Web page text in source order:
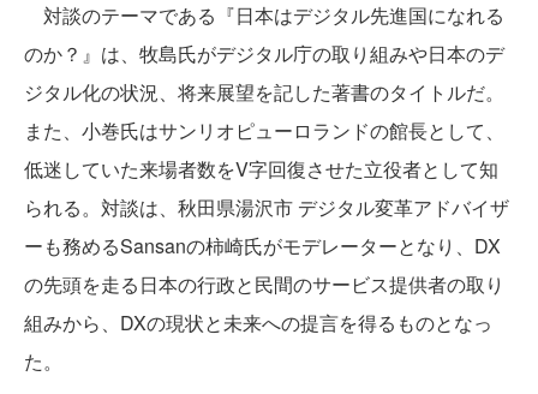
対談のテーマである『日本はデジタル先進国になれる
のか？』は、牧島氏がデジタル庁の取り組みや日本のデ
ジタル化の状況、将来展望を記した著書のタイトルだ。
また、小巻氏はサンリオピューロランドの館長として、
低迷していた来場者数をV字回復させた立役者として知
られる。対談は、秋田県湯沢市 デジタル変革アドバイザ
ーも務めるSansanの柿崎氏がモデレーターとなり、DX
の先頭を走る日本の行政と民間のサービス提供者の取り
組みから、DXの現状と未来への提言を得るものとなっ
た。